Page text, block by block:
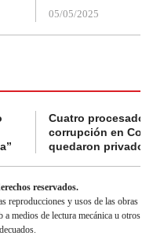
05/05/2025
Cuatro
corrupción en
quedaron
reservados.
reproducciones y usos de las obras
a medios de lectura mecánica u otros